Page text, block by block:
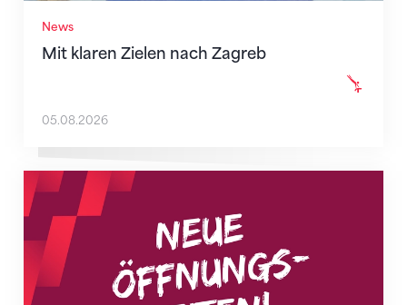
News
Mit klaren Zielen nach Zagreb
05.08.2026
Neue Empfangszeiten ab 1. August 2026